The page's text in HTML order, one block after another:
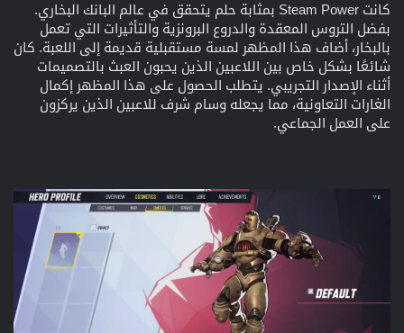
كانت Steam Power بمثابة حلم يتحقق في عالم البانك البخاري.
بفضل التروس المعقدة والدروع البرونزية والتأثيرات التي تعمل
بالبخار، أضاف هذا المظهر لمسة مستقبلية قديمة إلى اللعبة. كان
شائعًا بشكل خاص بين اللاعبين الذين يحبون العبث بالتصميمات
أثناء الإصدار التجريبي. يتطلب الحصول على هذا المظهر إكمال
الغارات التعاونية، مما يجعله وسام شرف للاعبين الذين يركزون
على العمل الجماعي.